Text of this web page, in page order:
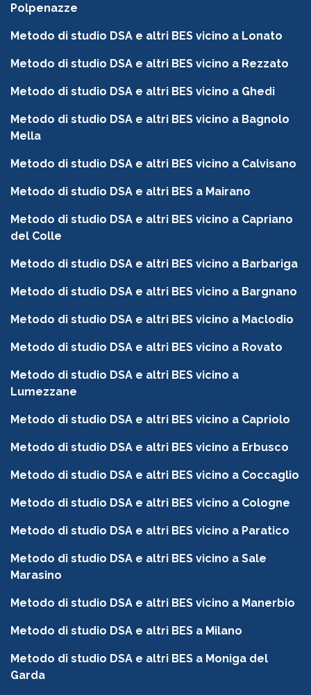
Polpenazze
Metodo di studio DSA e altri BES vicino a Lonato
Metodo di studio DSA e altri BES vicino a Rezzato
Metodo di studio DSA e altri BES vicino a Ghedi
Metodo di studio DSA e altri BES vicino a Bagnolo
Mella
Metodo di studio DSA e altri BES vicino a Calvisano
Metodo di studio DSA e altri BES a Mairano
Metodo di studio DSA e altri BES vicino a Capriano
del Colle
Metodo di studio DSA e altri BES vicino a Barbariga
Metodo di studio DSA e altri BES vicino a Bargnano
Metodo di studio DSA e altri BES vicino a Maclodio
Metodo di studio DSA e altri BES vicino a Rovato
Metodo di studio DSA e altri BES vicino a
Lumezzane
Metodo di studio DSA e altri BES vicino a Capriolo
Metodo di studio DSA e altri BES vicino a Erbusco
Metodo di studio DSA e altri BES vicino a Coccaglio
Metodo di studio DSA e altri BES vicino a Cologne
Metodo di studio DSA e altri BES vicino a Paratico
Metodo di studio DSA e altri BES vicino a Sale
Marasino
Metodo di studio DSA e altri BES vicino a Manerbio
Metodo di studio DSA e altri BES a Milano
Metodo di studio DSA e altri BES a Moniga del
Garda